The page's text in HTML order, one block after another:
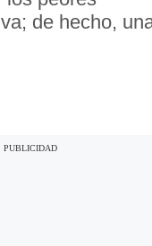
de hecho,